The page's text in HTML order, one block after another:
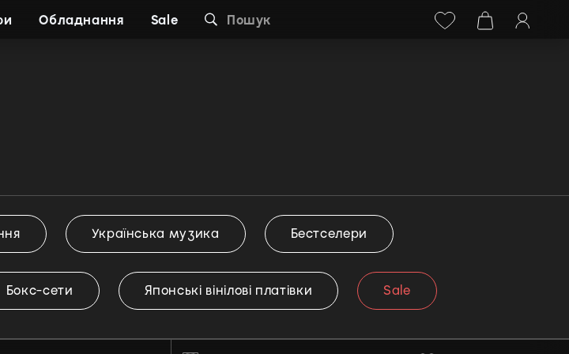
+38 (068) 778-40-38
Обладнання Sale Пошук
Українська музика Бестселери
Бокс-сети Японські вінілові платівки Sale